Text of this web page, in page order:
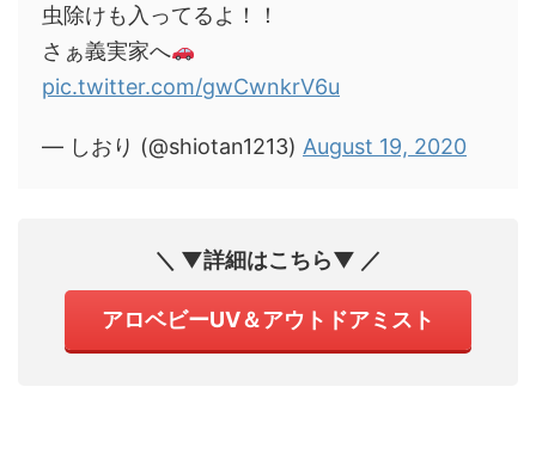
虫除けも入ってるよ！！
さぁ義実家へ
pic.twitter.com/gwCwnkrV6u
— しおり (@shiotan1213) August 19, 2020
＼ ▼詳細はこちら▼ ／
アロベビーUV＆アウトドアミスト